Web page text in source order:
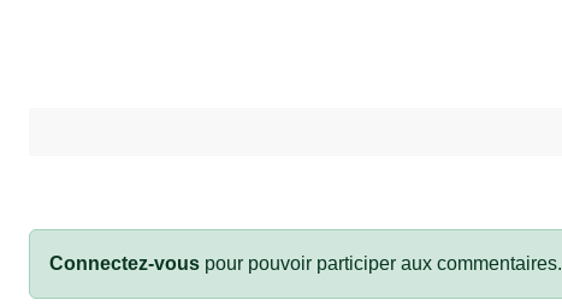
Connectez-vous pour pouvoir participer aux commentaires.